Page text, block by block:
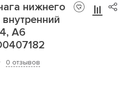
нижнего
A6
0 отзывов